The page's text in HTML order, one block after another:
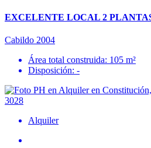
EXCELENTE LOCAL 2
Cabildo 2004
Área total construida: 105 m²
Disposición: -
Alquiler